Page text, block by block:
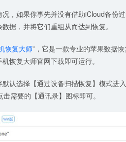
，如果你事先并没有借助iCloud备份
据，并将它们重组从而达到恢复。
恢复大师”，它是一款专业的苹果数据
恢复大师官网下载即可运行。
认选择【通过设备扫描恢复】模式进
需要的【通讯录】图标即可。